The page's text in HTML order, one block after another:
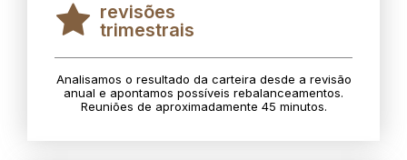
revisões
trimestrais
Analisamos o resultado da carteira desde a revisão
anual e apontamos possíveis rebalanceamentos.
Reuniões de aproximadamente 45 minutos.